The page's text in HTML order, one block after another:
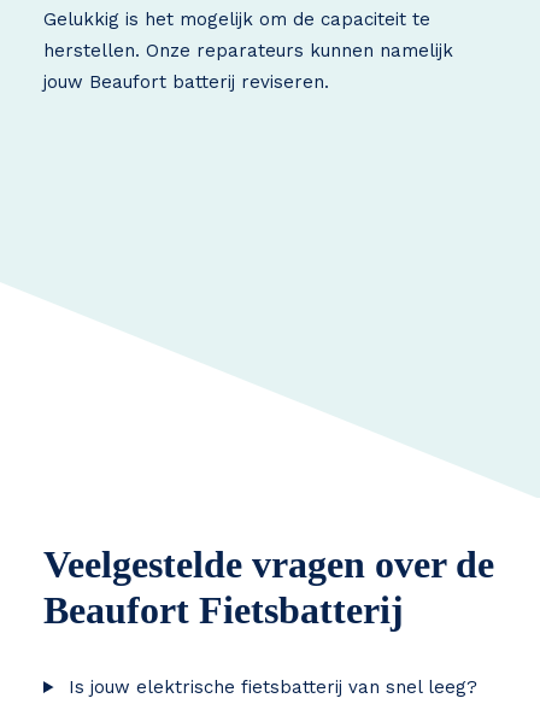
Gelukkig is het mogelijk om de capaciteit te
herstellen. Onze reparateurs kunnen namelijk
jouw Beaufort batterij reviseren.
Veelgestelde vragen over de
Beaufort Fietsbatterij
Is jouw elektrische fietsbatterij van snel leeg?